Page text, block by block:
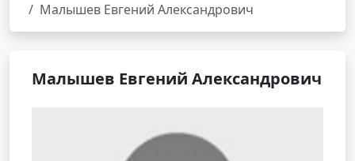
Малышев Евгений Александрович
Малышев Евгений Александрович